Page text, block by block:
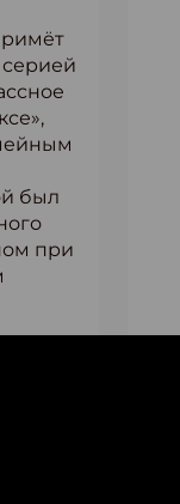
серией
был
при